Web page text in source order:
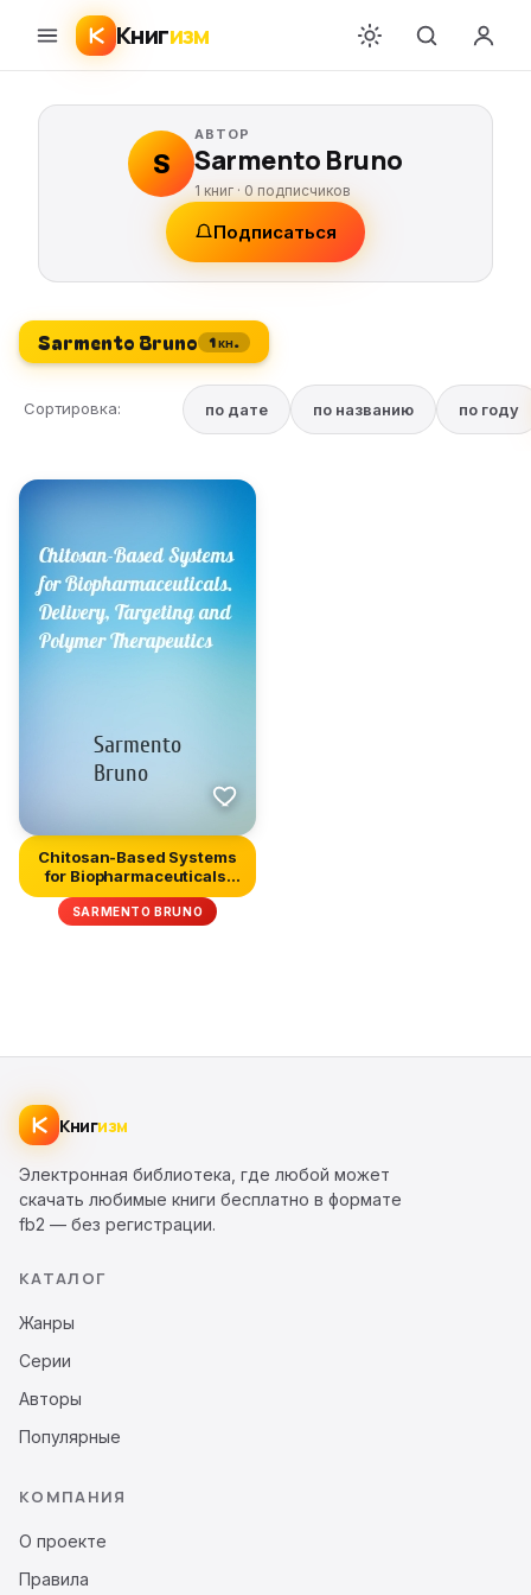
Книгизм
S
АВТОР
Sarmento Bruno
1 книг ·0 подписчиков
Подписаться
Sarmento Bruno 1 кн.
Сортировка: по дате по названию по году
Chitosan-Based Systems
for Biopharmaceuticals.
Del...
SARMENTO BRUNO
Книгизм
Электронная библиотека, где любой может
скачать любимые книги бесплатно в формате
fb2 — без регистрации.
КАТАЛОГ
Жанры
Серии
Авторы
Популярные
КОМПАНИЯ
О проекте
Правила